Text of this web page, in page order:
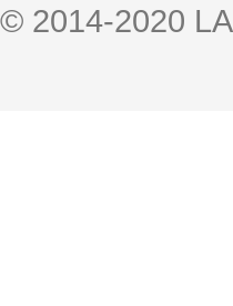
© 2014-2020